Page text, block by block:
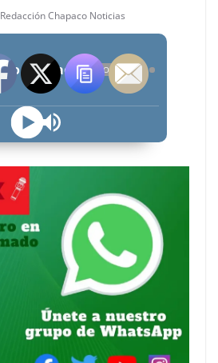
Redacción Chapaco Noticias
Radio Chapaco Noticias Las 24 horas en vivo OFFLINE